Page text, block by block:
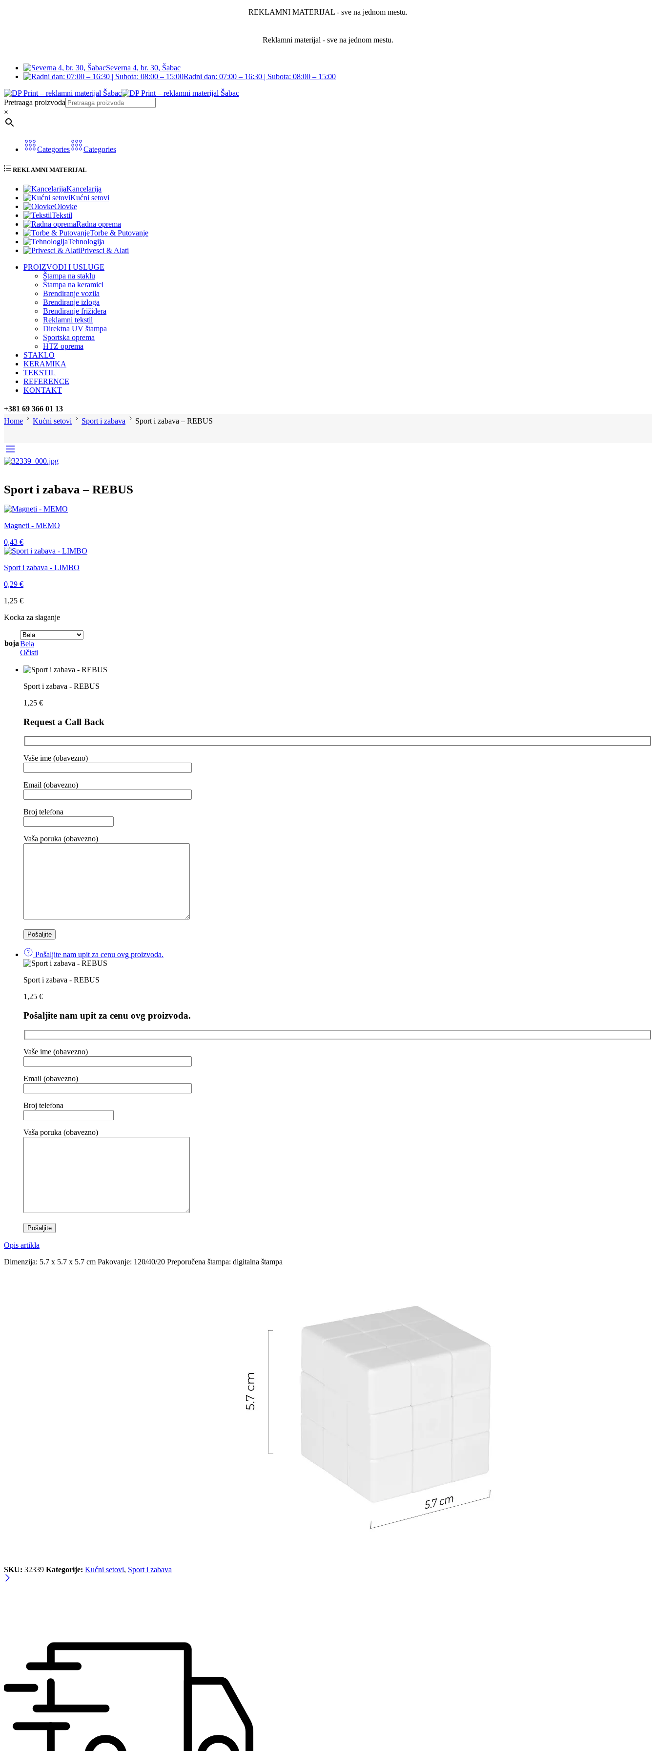
REKLAMNI MATERIJAL - sve na jednom mestu.
Reklamni materijal - sve na jednom mestu.
Severna 4, br. 30, Šabac
Radni dan: 07:00 – 16:30 | Subota: 08:00 – 15:00
Pretraaga proizvoda
×
Categories Categories
REKLAMNI MATERIJAL
Kancelarija
Kućni setovi
Olovke
Tekstil
Radna oprema
Torbe & Putovanje
Tehnologija
Privesci & Alati
PROIZVODI I USLUGE
Štampa na staklu
Štampa na keramici
Brendiranje vozila
Brendiranje izloga
Brendiranje frižidera
Reklamni tekstil
Direktna UV štampa
Sportska oprema
HTZ oprema
STAKLO
KERAMIKA
TEKSTIL
REFERENCE
KONTAKT
+381 69 366 01 13
Home
Kućni setovi Sport i zabava Sport i zabava – REBUS
Sport i zabava – REBUS
Magneti - MEMO
0,43 €
Sport i zabava - LIMBO
0,29 €
1,25 €
Kocka za slaganje
bojaBela
Očisti
Sport i zabava - REBUS
1,25 €
Request a Call Back
Vaše ime (obavezno)
Email (obavezno)
Broj telefona
Vaša poruka (obavezno)
Pošaljite nam upit za cenu ovg proizvoda.
Sport i zabava - REBUS
1,25 €
Pošaljite nam upit za cenu ovg proizvoda.
Vaše ime (obavezno)
Email (obavezno)
Broj telefona
Vaša poruka (obavezno)
Opis artikla
Dimenzija: 5.7 x 5.7 x 5.7 cm Pakovanje: 120/40/20 Preporučena štampa: digitalna štampa
SKU: 32339 Kategorije: Kućni setovi, Sport i zabava